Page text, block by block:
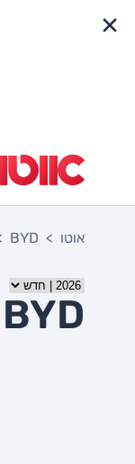
אוטו BYD
BYD טאנג 2026